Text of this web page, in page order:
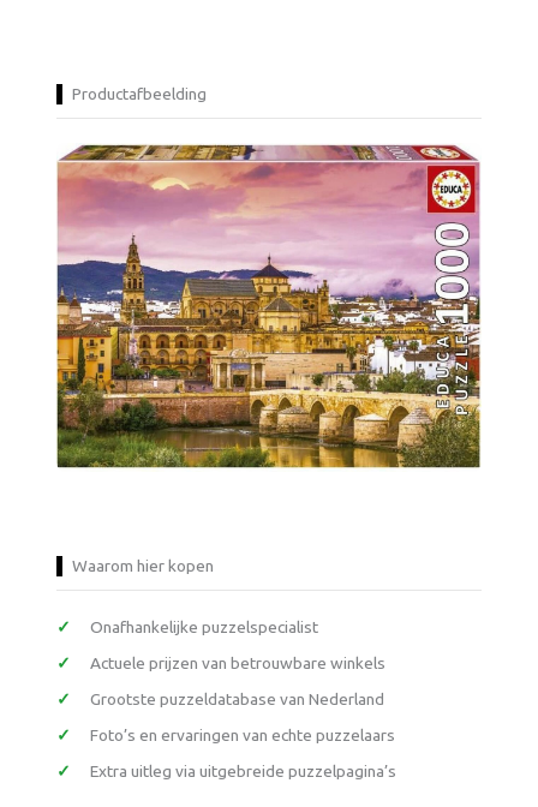
Productafbeelding
Waarom hier kopen
Onafhankelijke puzzelspecialist
Actuele prijzen van betrouwbare winkels
Grootste puzzeldatabase van Nederland
Foto’s en ervaringen van echte puzzelaars
Extra uitleg via uitgebreide puzzelpagina’s